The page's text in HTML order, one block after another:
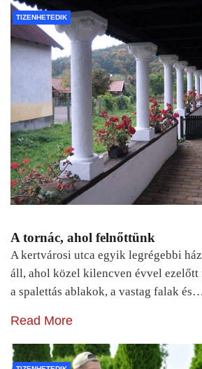
TIZENHETEDIK
A tornác, ahol felnőttünk
A kertvárosi utca egyik legrégebbi
áll, ahol közel kilencven évvel ezelőtt
a spalettás ablakok, a vastag falak és…
Read More